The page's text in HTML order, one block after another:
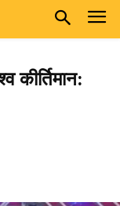
कीर्तिमान: